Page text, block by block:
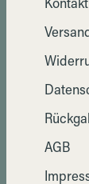
AGB